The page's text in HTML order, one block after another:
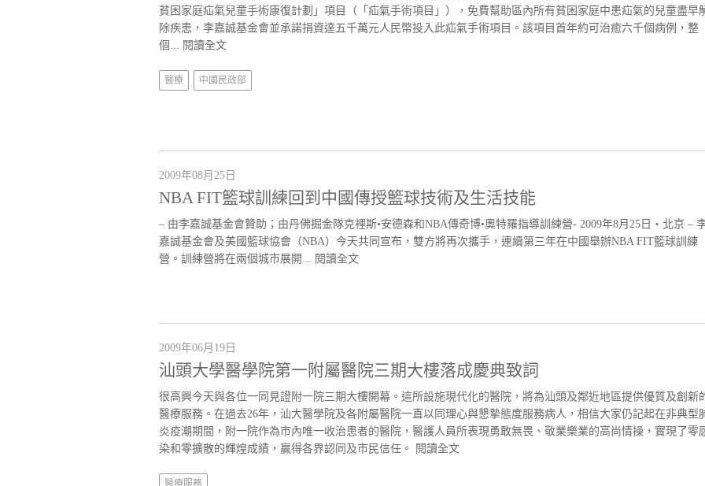
貧困家庭疝氣兒童手術康復計劃」項目（「疝氣手術項目」），免費幫助區內所有貧困家庭中患疝氣的兒童盡早
除疾患，李嘉誠基金會並承諾捐資達五千萬元人民幣投入此疝氣手術項目。該項目首年約可治癒六千個病例，整
個... 閱讀全文
醫療 中國民政部
2009年08月25日
NBA FIT籃球訓練回到中國傳授籃球技術及生活技能
– 由李嘉誠基金會贊助；由丹佛掘金隊克裡斯•安德森和NBA傳奇博•奧特羅指導訓練營- 2009年8月25日‧北京 –
嘉誠基金會及美國籃球協會（NBA）今天共同宣布，雙方將再次攜手，連續第三年在中國舉辦NBA FIT籃球訓練
營。訓練營將在兩個城市展開... 閱讀全文
2009年06月19日
汕頭大學醫學院第一附屬醫院三期大樓落成慶典致詞
很高興今天與各位一同見證附一院三期大樓開幕。這所設施現代化的醫院，將為汕頭及鄰近地區提供優質及創新
醫療服務。在過去26年，汕大醫學院及各附屬醫院一直以同理心與懇摯態度服務病人，相信大家仍記起在非典型
炎疫潮期間，附一院作為市內唯一收治患者的醫院，醫護人員所表現勇敢無畏、敬業樂業的高尚情操，實現了零
染和零擴散的輝煌成績，贏得各界認同及市民信任。
閱讀全文
醫療服務